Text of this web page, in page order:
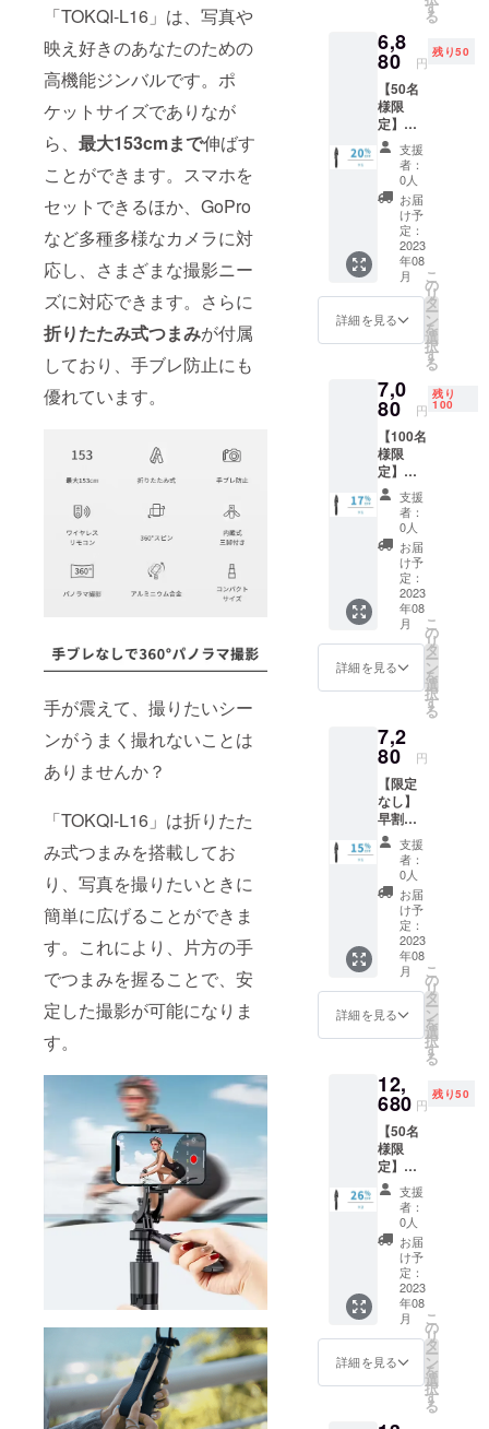
「TOKQI-L16」は、写真や
映え好きのあなたのための
高機能ジンバルです。ポ
ケットサイズでありなが
ら、 最大153cmまで伸ばす
ことができます。スマホを
セットできるほか、GoPro
など多種多様なカメラに対
応し、さまざまな撮影ニー
ズに対応できます。さらに
折りたたみ式つまみが付属
しており、手ブレ防止にも
優れています。
手が震えて、撮りたいシー
ンがうまく撮れないことは
ありませんか？
「TOKQI-L16」は折りたた
み式つまみを搭載してお
り、写真を撮りたいときに
簡単に広げることができま
す。これにより、片方の手
でつまみを握ることで、安
定した撮影が可能になりま
す。
ンドの架け
橋となり、
豊かなライ
フスタイル
を創造す
る。」この
と、社員一
同、情熱を
持って事業
に取り組ん
でいます。
社名
ボーン
（Earth
Reborn）」
には、「地
球全体の調
和を願う」
という想い
が込められ
ています。
私たちは、
地域社会か
ら世界へと
貢献できる
企業を目指
し、貧困地
域での慈善
活動や、貧
困・差別と
いった社会
課題の改善
にも微力な
がら取り組
んでおりま
す。
今後と
も、皆さま
支援を賜り
ますよう、
心よりお願
い申し上げ
ます。
送料無
料（日
本国内
限定）
内容
物：
「TOK
L16」本
体×1 日
本語取
扱説明
書×1
す
る
6,8
80 円
残り50
【50名
様限
定】超
超早割
20％OF
「TOK
L16」
×1 一般
販売予
定価
格：
8,600円
（税
込） ※
料（日
本国内
限定）
内容
物：
「TOK
QI-
L16」本
体×1 日
本語取
扱説明
書×1
支援
者：
0人
お届
け予
定：
2023
年08
月
詳細を見る
こ
の
リ
タ
ー
ン
を
選
択
す
る
7,0
80 円
残り
100
【100名
様限
定】超
早割
17％OF
「TOK
L16」
×1 一般
販売予
定価
格：
8,600円
（税
込） ※
料（日
本国内
限定）
内容
物：
「TOK
QI-
L16」本
体×1 日
本語取
扱説明
書×1
支援
者：
0人
お届
け予
定：
2023
年08
月
詳細を見る
こ
の
リ
タ
ー
ン
を
選
択
す
る
7,2
80 円
【限定
なし】
早割
15％OF
F！
「TOK
QI-
L16」
×1 一般
販売予
定価
格：
8,600円
（税
込） ※
送料無
本国内
限定）
内容
物：
「TOK
QI-
L16」本
体×1 日
本語取
扱説明
書×1
支援
者：
0人
お届
け予
定：
2023
年08
月
詳細を見る
こ
の
リ
タ
ー
ン
を
選
択
す
る
12,
680 円
残り50
【50名
様限
定】超
超早割
26％OF
「TOK
L16」
×2 一般
販売予
定価
格：
17,200
円（税
込） ※
支援
者：
0人
お届
け予
定：
2023
年08
月
詳細を見る
こ
の
リ
タ
ー
ン
を
選
択
す
る